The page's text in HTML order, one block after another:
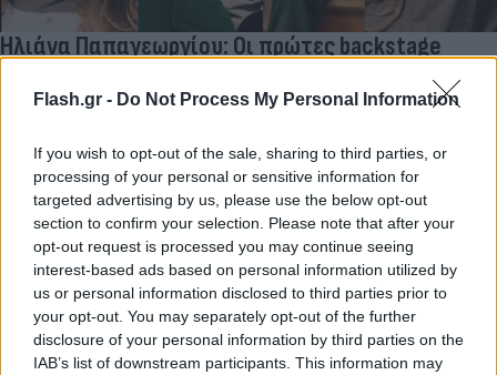
Flash.gr - Do Not Process My Personal Information
If you wish to opt-out of the sale, sharing to third parties, or
processing of your personal or sensitive information for
targeted advertising by us, please use the below opt-out
section to confirm your selection. Please note that after your
opt-out request is processed you may continue seeing
interest-based ads based on personal information utilized by
us or personal information disclosed to third parties prior to
your opt-out. You may separately opt-out of the further
disclosure of your personal information by third parties on the
IAB’s list of downstream participants. This information may
Ηλιάνα Παπαγεωργίου: Οι πρώτες backstage
Μπέττυ Μαγγίρα
την Ηλιάνα Παπαγεωργίου να δημοσιεύει τις πρώτες
φωτογραφίες από τα παρασκήνια των γυρισμάτων και να μιλά
για τη νέα προσθήκη της ομάδας, τη Μπέττυ Μαγγίρα.
21.06.2026 12:40
Ομάδα
Flash.gr